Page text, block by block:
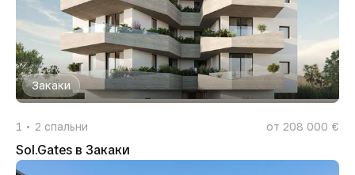
Закаки
1 2 спальни от 208 000 €
Sol.Gates в Закаки